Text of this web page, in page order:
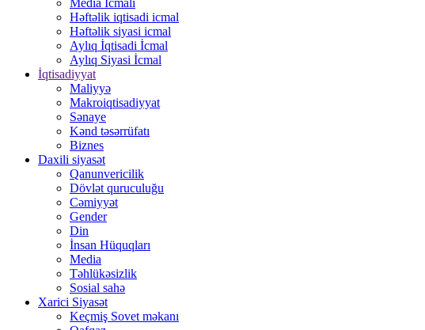
Media İcmalı
Həftəlik iqtisadi icmal
Həftəlik siyasi icmal
Aylıq İqtisadi İcmal
Aylıq Siyasi İcmal
İqtisadiyyat
Maliyyə
Makroiqtisadiyyat
Sənaye
Kənd təsərrüfatı
Biznes
Daxili siyasət
Qanunvericilik
Dövlət quruculuğu
Cəmiyyət
Gender
Din
İnsan Hüquqları
Media
Təhlükəsizlik
Sosial sahə
Xarici Siyasət
Keçmiş Sovet məkanı